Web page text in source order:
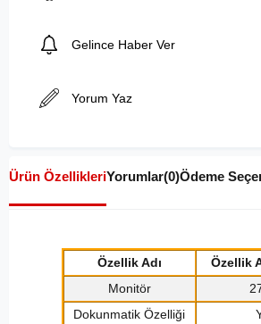
Gelince Haber Ver
Yorum Yaz
Ürün ÖzellikleriYorumlar(0)Ödeme
Özellik Adı
Özellik
Monitör
Dokunmatik Özelliği